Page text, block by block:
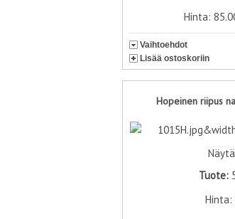
Hinta:
Vaihtoehdot
Lisää ostoskoriin
Hopeinen riipus
Tuote:
Hinta: